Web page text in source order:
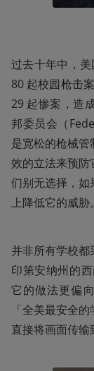
过去十年中，
80 起校园枪击
29 起惨案，造
邦委员会（
是宽松的枪械
效的立法来预
们别无选择，
上降低它的威胁。
并非所有学校
印第安纳州的
它的做法更偏
「全美最安全
直接将画面传输